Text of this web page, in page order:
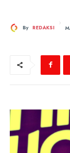
By REDAKSI